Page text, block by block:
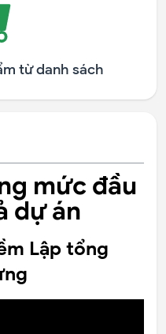
mức đầu
dự án
Lập tổng
từ danh sách